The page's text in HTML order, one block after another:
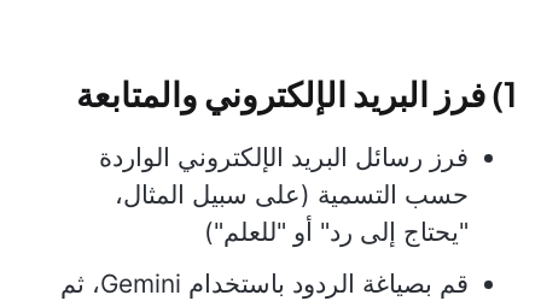
1) فرز البريد الإلكتروني والمتابعة
فرز رسائل البريد الإلكتروني الواردة
حسب التسمية (على سبيل المثال،
"يحتاج إلى رد" أو "للعلم")
قم بصياغة الردود باستخدام Gemini، ثم